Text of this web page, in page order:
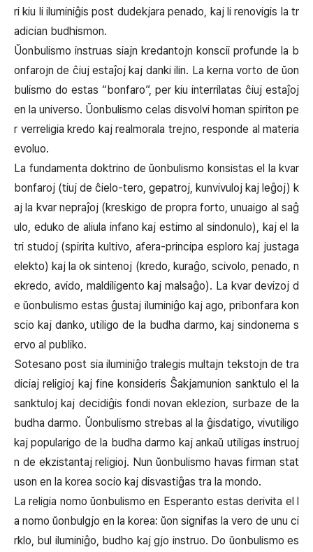
ri kiu li iluminiĝis post dudekjara penado, kaj li renovigis la tr
adician budhismon.
Ŭonbulismo instruas siajn kredantojn konscii profunde la b
onfarojn de ĉiuj estaĵoj kaj danki ilin. La kerna vorto de ŭon
bulismo do estas “bonfaro”, per kiu interrilatas ĉiuj estaĵoj
en la universo. Ŭonbulismo celas disvolvi homan spiriton pe
r verreligia kredo kaj realmorala trejno, responde al materia
evoluo.
La fundamenta doktrino de ŭonbulismo konsistas el la kvar
bonfaroj (tiuj de ĉielo-tero, gepatroj, kunvivuloj kaj leĝoj) k
aj la kvar nepraĵoj (kreskigo de propra forto, unuaigo al saĝ
ulo, eduko de aliula infano kaj estimo al sindonulo), kaj el la
tri studoj (spirita kultivo, afera-principa esploro kaj justaga
elekto) kaj la ok sintenoj (kredo, kuraĝo, scivolo, penado, n
ekredo, avido, maldiligento kaj malsaĝo). La kvar devizoj d
e ŭonbulismo estas ĝustaj iluminiĝo kaj ago, pribonfara kon
scio kaj danko, utiligo de la budha darmo, kaj sindonema s
ervo al publiko.
Sotesano post sia iluminiĝo tralegis multajn tekstojn de tra
diciaj religioj kaj fine konsideris Ŝakjamunion sanktulo el la
sanktuloj kaj decidiĝis fondi novan eklezion, surbaze de la
budha darmo. Ŭonbulismo strebas al la ĝisdatigo, vivutiligo
kaj popularigo de la budha darmo kaj ankaŭ utiligas instruoj
n de ekzistantaj religioj. Nun ŭonbulismo havas firman stat
uson en la korea socio kaj disvastiĝas tra la mondo.
La religia nomo ŭonbulismo en Esperanto estas derivita el l
a nomo ŭonbulgjo en la korea: ŭon signifas la vero de unu ci
rklo, bul iluminiĝo, budho kaj gjo instruo. Do ŭonbulismo es